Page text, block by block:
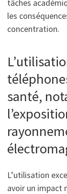
tâches
les
concentration.
santé,
L’utilisation
avoir un impact